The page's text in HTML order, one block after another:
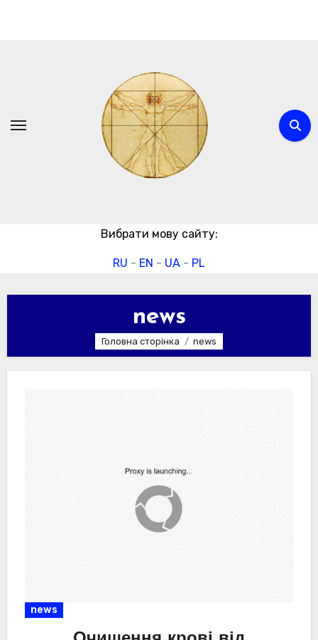
Вибрати мову сайту:
RU - EN - UA - PL
news
Головна сторінка news
news